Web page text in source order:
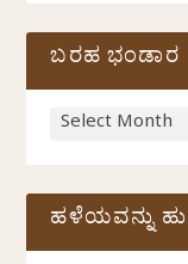
ಬರಹ ಭಂಡಾರ
ಹಳೆಯವನ್ನು